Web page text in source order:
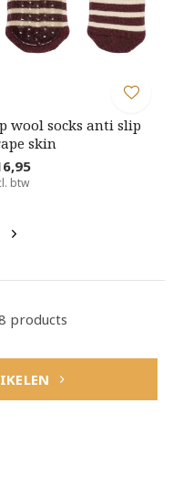
wool socks anti slip
skin
btw
products